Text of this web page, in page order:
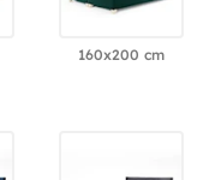
160x200 cm